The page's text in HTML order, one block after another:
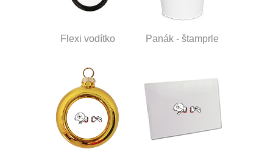
Flexi vodítko Panák - štamprle